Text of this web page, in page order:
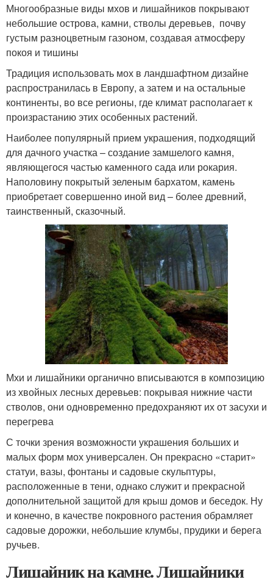
Многообразные виды мхов и лишайников покрывают
небольшие острова, камни, стволы деревьев, почву
густым разноцветным газоном, создавая атмосферу
покоя и тишины
Традиция использовать мох в ландшафтном дизайне
распространилась в Европу, а затем и на остальные
континенты, во все регионы, где климат располагает к
произрастанию этих особенных растений.
Наиболее популярный прием украшения, подходящий
для дачного участка – создание замшелого камня,
являющегося частью каменного сада или рокария.
Наполовину покрытый зеленым бархатом, камень
приобретает совершенно иной вид – более древний,
таинственный, сказочный.
Мхи и лишайники органично вписываются в композицию
из хвойных лесных деревьев: покрывая нижние части
стволов, они одновременно предохраняют их от засухи и
перегрева
С точки зрения возможности украшения больших и
малых форм мох универсален. Он прекрасно «старит»
статуи, вазы, фонтаны и садовые скульптуры,
расположенные в тени, однако служит и прекрасной
дополнительной защитой для крыш домов и беседок. Ну
и конечно, в качестве покровного растения обрамляет
садовые дорожки, небольшие клумбы, прудики и берега
ручьев.
Лишайник на камне. Лишайники